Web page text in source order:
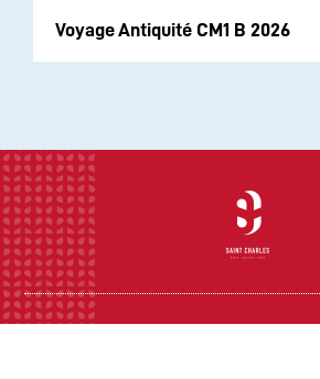
Voyage Antiquité CM1 B 2026